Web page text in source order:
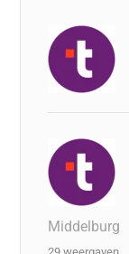
Middelburg